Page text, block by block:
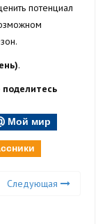
потенциал
.
Мой мир
Следующая